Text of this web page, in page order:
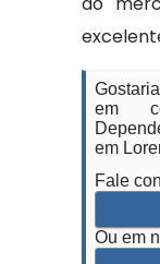
em
em
Fale
Ou em